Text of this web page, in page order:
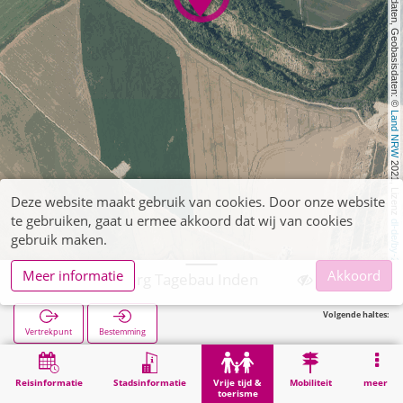
, Kartendaten, Geobasisdaten: ©
Land NRW
2021, Lizenz
dl-de/by-2-0
Reisinformatie Stadsinformatie
Vrije tijd &
toerisme
Mobiliteit meer
Jülich, Kirchberg Tagebau Inden
Vertrekpunt Bestemming
Volgende haltes:
Vrije tijd & toerisme Bezienswaardigheid Jülich, Kirchberg Tagebau Inden
Deze website maakt gebruik van cookies. Door onze website
te gebruiken, gaat u ermee akkoord dat wij van cookies
gebruik maken.
Meer informatie
Akkoord